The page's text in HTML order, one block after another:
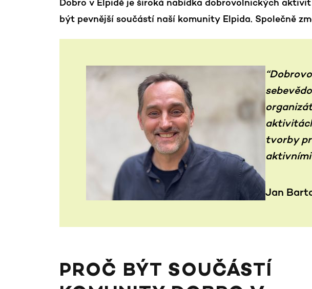
být pevnější součástí naší komunity Elpida. Společně
tvorby
aktivními
Jan
PROČ BÝT SOUČÁSTÍ